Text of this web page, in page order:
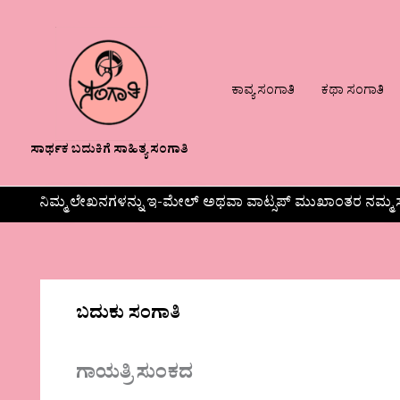
ಸಾರ್ಥಕ ಬದುಕಿಗೆ ಸಾಹಿತ್ಯ ಸಂಗಾತಿ
ಕಾವ್ಯ ಸಂಗಾತಿ ಕಥಾ ಸಂಗಾತಿ
ನಿಮ್ಮ ಲೇಖನಗಳನ್ನು ಇ-ಮೇಲ್ ಅಥವಾ ವಾಟ್ಸಪ್ ಮುಖಾಂತರ
ಬದುಕು ಸಂಗಾತಿ
ಗಾಯತ್ರಿ ಸುಂಕದ